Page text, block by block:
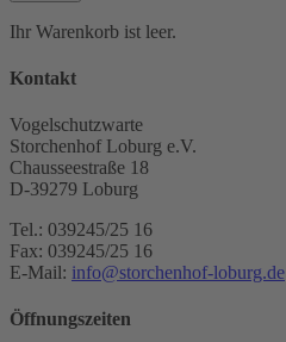
Ihr Warenkorb ist leer.
Kontakt
Vogelschutzwarte
Storchenhof Loburg e.V.
Chausseestraße 18
D-39279 Loburg
Tel.: 039245/25 16
Fax: 039245/25 16
E-Mail: info@storchenhof-loburg.de
Öffnungszeiten